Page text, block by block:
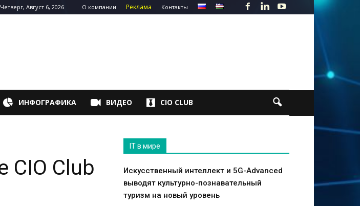
Четверг, Август 6, 2026 О компании Реклама Контакты
ИНФОГРАФИКА ВИДЕО CIO CLUB
CIO Club
IT в мире
Искусственный интеллект и 5G-Advanced
выводят культурно-познавательный
туризм на новый уровень